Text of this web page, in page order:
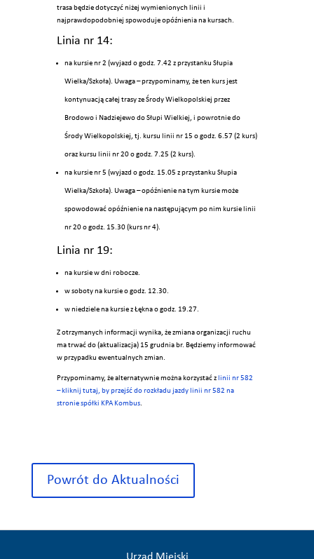
trasa będzie dotyczyć niżej wymienionych linii i
najprawdopodobniej spowoduje opóźnienia na kursach.
Linia nr 14:
na kursie nr 2 (wyjazd o godz. 7.42 z przystanku Słupia
Wielka/Szkoła). Uwaga – przypominamy, że ten kurs jest
kontynuacją całej trasy ze Środy Wielkopolskiej przez
Brodowo i Nadziejewo do Słupi Wielkiej, i powrotnie do
Środy Wielkopolskiej, tj. kursu linii nr 15 o godz. 6.57 (2 kurs)
oraz kursu linii nr 20 o godz. 7.25 (2 kurs).
na kursie nr 5 (wyjazd o godz. 15.05 z przystanku Słupia
Wielka/Szkoła). Uwaga – opóźnienie na tym kursie może
spowodować opóźnienie na następującym po nim kursie linii
nr 20 o godz. 15.30 (kurs nr 4).
Linia nr 19:
na kursie w dni robocze.
w soboty na kursie o godz. 12.30.
w niedziele na kursie z Łękna o godz. 19.27.
Z otrzymanych informacji wynika, że zmiana organizacji ruchu
ma trwać do (aktualizacja) 15 grudnia br. Będziemy informować
w przypadku ewentualnych zmian.
Przypominamy, że alternatywnie można korzystać z linii nr 582
– kliknij tutaj, by przejść do rozkładu jazdy linii nr 582 na
stronie spółki KPA Kombus.
Powrót do Aktualności